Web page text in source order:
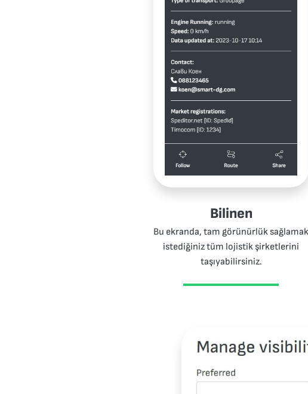
Bilinen
Bu ekranda, tam görünürlük sağlamak
istediğiniz tüm lojistik şirketlerini
taşıyabilirsiniz.